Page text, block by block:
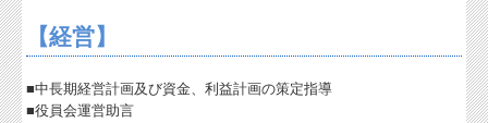
税務Q&A
個人情報保護方針
【経営】
■中長期経営計画及び資金、利益計画の策定指導
■役員会運営助言